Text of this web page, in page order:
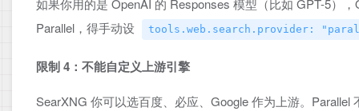
如果你用的是 OpenAI 的 Responses 模型（比如 GPT-5）
Parallel，得手动设
tools.web.search.provider:
限制 4：不能自定义上游引擎
SearXNG 你可以选百度、必应、Google 作为上游。